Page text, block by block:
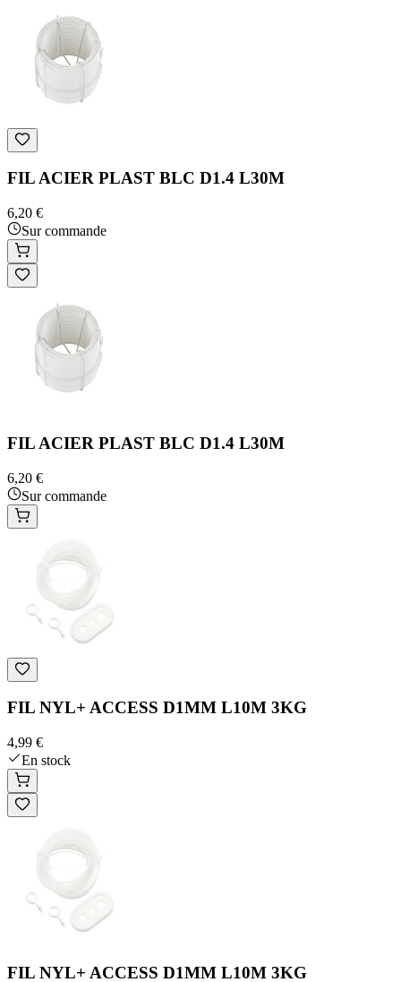
FIL ACIER PLAST BLC D1.4 L30M
6,20 €
Sur commande
FIL ACIER PLAST BLC D1.4 L30M
6,20 €
Sur commande
FIL NYL+ ACCESS D1MM L10M 3KG
4,99 €
En stock
FIL NYL+ ACCESS D1MM L10M 3KG